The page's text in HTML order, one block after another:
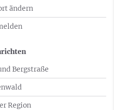
ändern
Bergstraße
Region